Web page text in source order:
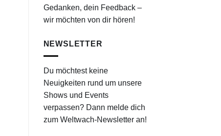
Gedanken, dein Feedback –
wir möchten von dir hören!
NEWSLETTER
Du möchtest keine
Neuigkeiten rund um unsere
Shows und Events
verpassen? Dann melde dich
zum Weltwach-Newsletter an!